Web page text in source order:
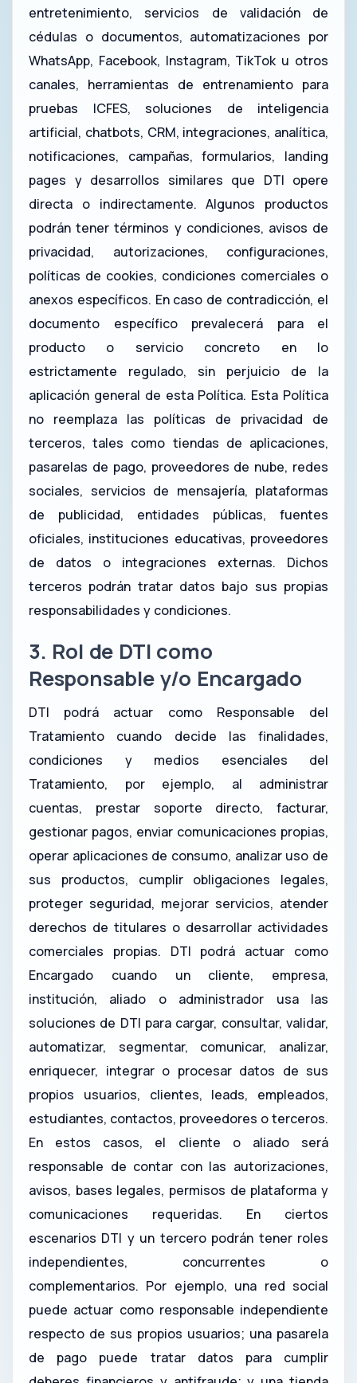
entretenimiento, servicios de validación de
cédulas o documentos, automatizaciones por
WhatsApp, Facebook, Instagram, TikTok u otros
canales, herramientas de entrenamiento para
pruebas ICFES, soluciones de inteligencia
artificial, chatbots, CRM, integraciones, analítica,
notificaciones, campañas, formularios, landing
pages y desarrollos similares que DTI opere
directa o indirectamente. Algunos productos
podrán tener términos y condiciones, avisos de
privacidad, autorizaciones, configuraciones,
políticas de cookies, condiciones comerciales o
anexos específicos. En caso de contradicción, el
documento específico prevalecerá para el
producto o servicio concreto en lo
estrictamente regulado, sin perjuicio de la
aplicación general de esta Política. Esta Política
no reemplaza las políticas de privacidad de
terceros, tales como tiendas de aplicaciones,
pasarelas de pago, proveedores de nube, redes
sociales, servicios de mensajería, plataformas
de publicidad, entidades públicas, fuentes
oficiales, instituciones educativas, proveedores
de datos o integraciones externas. Dichos
terceros podrán tratar datos bajo sus propias
responsabilidades y condiciones.
3. Rol de DTI como
Responsable y/o Encargado
DTI podrá actuar como Responsable del
Tratamiento cuando decide las finalidades,
condiciones y medios esenciales del
Tratamiento, por ejemplo, al administrar
cuentas, prestar soporte directo, facturar,
gestionar pagos, enviar comunicaciones propias,
operar aplicaciones de consumo, analizar uso de
sus productos, cumplir obligaciones legales,
proteger seguridad, mejorar servicios, atender
derechos de titulares o desarrollar actividades
comerciales propias. DTI podrá actuar como
Encargado cuando un cliente, empresa,
institución, aliado o administrador usa las
soluciones de DTI para cargar, consultar, validar,
automatizar, segmentar, comunicar, analizar,
enriquecer, integrar o procesar datos de sus
propios usuarios, clientes, leads, empleados,
estudiantes, contactos, proveedores o terceros.
En estos casos, el cliente o aliado será
responsable de contar con las autorizaciones,
avisos, bases legales, permisos de plataforma y
comunicaciones requeridas. En ciertos
escenarios DTI y un tercero podrán tener roles
independientes, concurrentes o
complementarios. Por ejemplo, una red social
puede actuar como responsable independiente
respecto de sus propios usuarios; una pasarela
de pago puede tratar datos para cumplir